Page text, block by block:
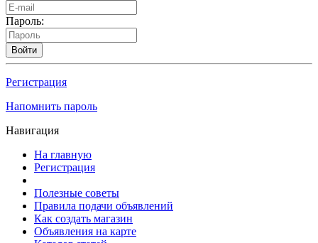
Пароль:
Войти
Регистрация
Напомнить пароль
Навигация
На главную
Регистрация
Полезные советы
Правила подачи объявлений
Как создать магазин
Объявления на карте